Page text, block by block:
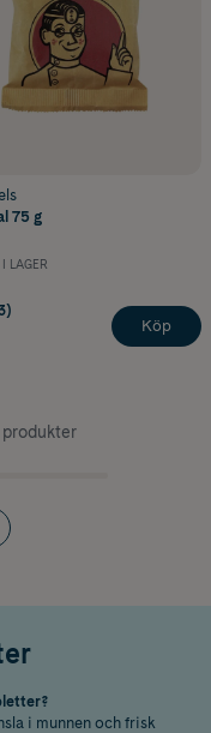
75 g
I LAGER
Köp
i munnen och frisk